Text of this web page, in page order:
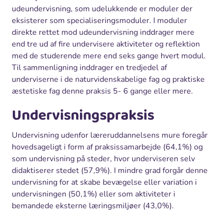
udeundervisning, som udelukkende er moduler der
eksisterer som specialiseringsmoduler. I moduler
direkte rettet mod udeundervisning inddrager mere
end tre ud af fire undervisere aktiviteter og reflektion
med de studerende mere end seks gange hvert modul.
Til sammenligning inddrager en tredjedel af
underviserne i de naturvidenskabelige fag og praktiske
æstetiske fag denne praksis 5- 6 gange eller mere.
Undervisningspraksis
Undervisning udenfor læreruddannelsens mure foregår
hovedsageligt i form af praksissamarbejde (64,1%) og
som undervisning på steder, hvor underviseren selv
didaktiserer stedet (57,9%). I mindre grad forgår denne
undervisning for at skabe bevægelse eller variation i
undervisningen (50,1%) eller som aktiviteter i
bemandede eksterne læringsmiljøer (43,0%).